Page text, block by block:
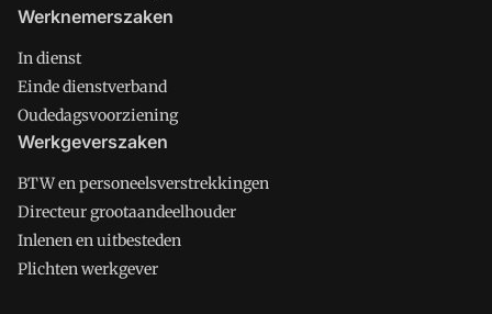
Werknemerszaken
In dienst
Einde dienstverband
Oudedagsvoorziening
Werkgeverszaken
BTW en personeelsverstrekkingen
Directeur grootaandeelhouder
Inlenen en uitbesteden
Plichten werkgever